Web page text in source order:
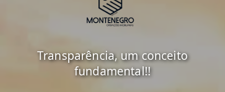
Transparência, um conceito
fundamental!!